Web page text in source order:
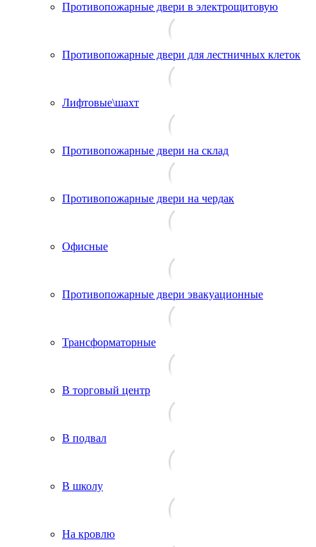
Противопожарные двери в электрощитовую
Противопожарные двери для лестничных клеток
Лифтовые\шахт
Противопожарные двери на склад
Противопожарные двери на чердак
Офисные
Противопожарные двери эвакуационные
Трансформаторные
В торговый центр
В подвал
В школу
На кровлю